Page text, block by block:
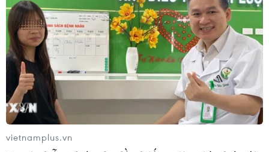
vietnamplus.vn